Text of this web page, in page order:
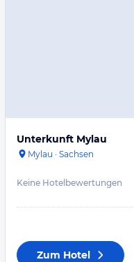
Unterkunft Mylau
Mylau · Sachsen
Keine Hotelbewertungen
Zum Hotel